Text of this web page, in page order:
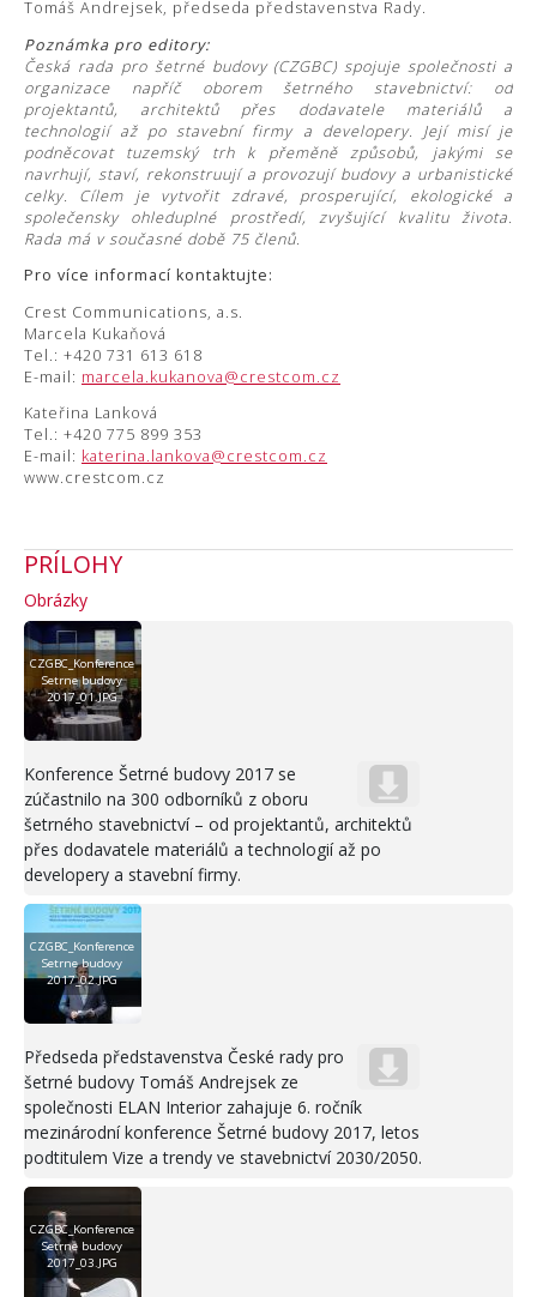
Tomáš Andrejsek, předseda představenstva Rady.
Poznámka pro editory:
Česká rada pro šetrné budovy (CZGBC) spojuje společnosti a
organizace napříč oborem šetrného stavebnictví: od
projektantů, architektů přes dodavatele materiálů a
technologií až po stavební firmy a developery. Její misí je
podněcovat tuzemský trh k přeměně způsobů, jakými se
navrhují, staví, rekonstruují a provozují budovy a urbanistické
celky. Cílem je vytvořit zdravé, prosperující, ekologické a
společensky ohleduplné prostředí, zvyšující kvalitu života.
Rada má v současné době 75 členů.
Pro více informací kontaktujte:
Crest Communications, a.s.
Marcela Kukaňová
Tel.: +420 731 613 618
E-mail: marcela.kukanova@crestcom.cz
Kateřina Lanková
Tel.: +420 775 899 353
E-mail: katerina.lankova@crestcom.cz
www.crestcom.cz
PRÍLOHY
Obrázky
CZGBC_Konference
Setrne budovy
2017_01.JPG
Konference Šetrné budovy 2017 se
zúčastnilo na 300 odborníků z oboru
šetrného stavebnictví – od projektantů, architektů
přes dodavatele materiálů a technologií až po
developery a stavební firmy.
CZGBC_Konference
Setrne budovy
2017_02.JPG
Předseda představenstva České rady pro
šetrné budovy Tomáš Andrejsek ze
společnosti ELAN Interior zahajuje 6. ročník
mezinárodní konference Šetrné budovy 2017, letos
podtitulem Vize a trendy ve stavebnictví 2030/2050.
CZGBC_Konference
Setrne budovy
2017_03.JPG